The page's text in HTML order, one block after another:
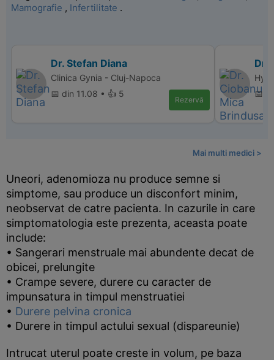
Mamografie , Infertilitate .
Dr. Stefan Diana
Clinica Gynia - Cluj-Napoca
📅 din 11.08 • 👍 5
Rezervă
Dr.
📅
Mai multi medici >
Uneori, adenomioza nu produce semne si
simptome, sau produce un disconfort minim,
neobservat de catre pacienta. In cazurile in care
simptomatologia este prezenta, aceasta poate
include:
• Sangerari menstruale mai abundente decat de
obicei, prelungite
• Crampe severe, durere cu caracter de
impunsatura in timpul menstruatiei
• Durere pelvina cronica
• Durere in timpul actului sexual (dispareunie)
Intrucat uterul poate creste in volum, pe baza